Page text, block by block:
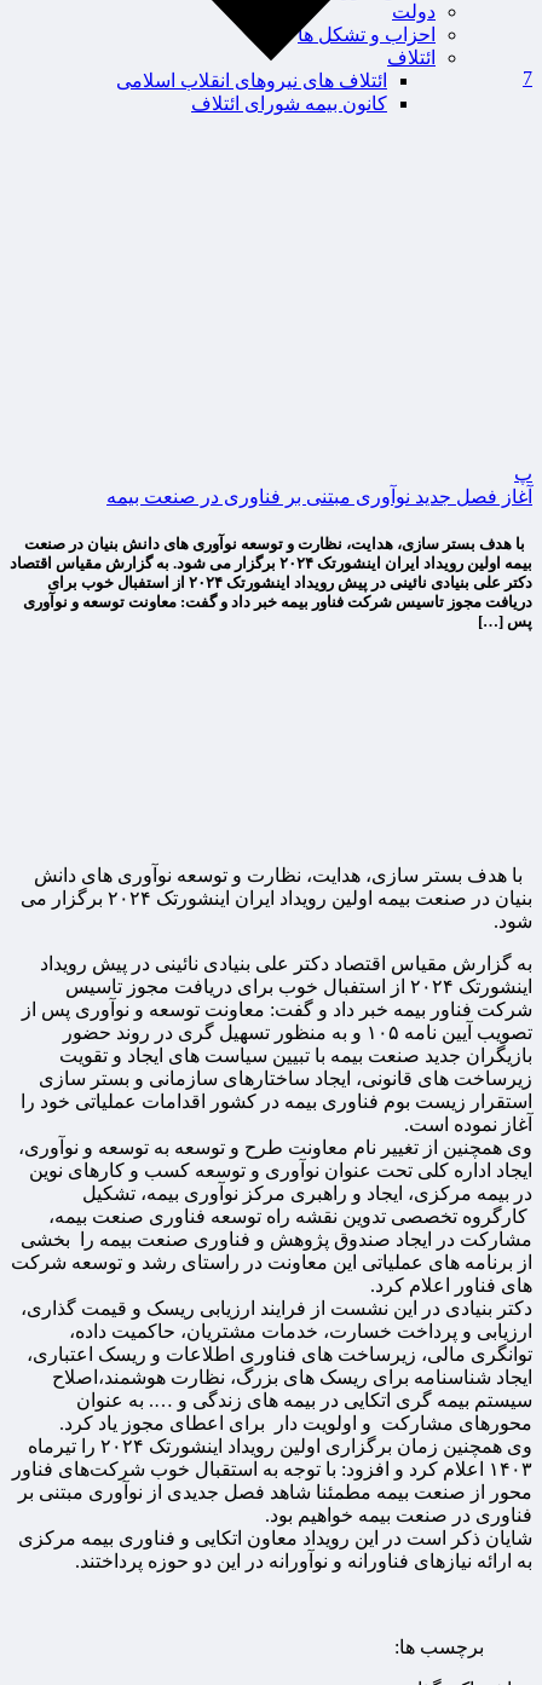
دولت
احزاب و تشکل ها
ائتلاف
ائتلاف های نیروهای انقلاب اسلامی
کانون بیمه شورای ائتلاف
7
پ
آغاز فصل جدید نوآوری مبتنی بر فناوری در صنعت بیمه
با هدف بستر سازی، هدایت، نظارت و توسعه نوآوری های دانش بنیان در صنعت
بیمه اولین رویداد ایران اینشورتک ۲۰۲۴ برگزار می شود. به گزارش مقیاس اقتصاد
دکتر علی بنیادی نائینی در پیش رویداد اینشورتک ۲۰۲۴ از استفبال خوب برای
دریافت مجوز تاسیس شرکت فناور بیمه خبر داد و گفت: معاونت توسعه و نوآوری
پس […]
با هدف بستر سازی، هدایت، نظارت و توسعه نوآوری های دانش
بنیان در صنعت بیمه اولین رویداد ایران اینشورتک ۲۰۲۴ برگزار می
شود.
به گزارش مقیاس اقتصاد دکتر علی بنیادی نائینی در پیش رویداد
اینشورتک ۲۰۲۴ از استفبال خوب برای دریافت مجوز تاسیس
شرکت فناور بیمه خبر داد و گفت: معاونت توسعه و نوآوری پس از
تصویب آیین نامه ۱۰۵ و به منظور تسهیل گری در روند حضور
بازیگران جدید صنعت بیمه با تبیین سیاست های ایجاد و تقویت
زیرساخت های قانونی، ایجاد ساختارهای سازمانی و بستر سازی
استقرار زیست بوم فناوری بیمه در کشور اقدامات عملیاتی خود را
آغاز نموده است.
وی همچنین از تغییر نام معاونت طرح و توسعه به توسعه و نوآوری،
ایجاد اداره کلی تحت عنوان نوآوری و توسعه کسب و کارهای نوین
در بیمه مرکزی، ایجاد و راهبری مرکز نوآوری بیمه، تشکیل
کارگروه تخصصی تدوین نقشه راه توسعه فناوری صنعت بیمه،
مشارکت در ایجاد صندوق پژوهش و فناوری صنعت بیمه را بخشی
از برنامه های عملیاتی این معاونت در راستای رشد و توسعه شرکت
های فناور اعلام کرد.
دکتر بنیادی در این نشست از فرایند ارزیابی ریسک و قیمت گذاری،
ارزیابی و پرداخت خسارت، خدمات مشتریان، حاکمیت داده،
توانگری مالی، زیرساخت های فناوری اطلاعات و ریسک اعتباری،
ایجاد شناسنامه برای ریسک های بزرگ، نظارت هوشمند،اصلاح
سیستم بیمه گری اتکایی در بیمه های زندگی و …. به عنوان
محورهای مشارکت و اولویت دار برای اعطای مجوز یاد کرد.
وی همچنین زمان برگزاری اولین رویداد اینشورتک ۲۰۲۴ را تیرماه
۱۴۰۳ اعلام کرد و افزود: با توجه به استقبال خوب شرکت‌های فناور
محور از صنعت بیمه مطمئنا شاهد فصل جدیدی از نوآوری مبتنی بر
فناوری در صنعت بیمه خواهیم بود.
شایان ذکر است در این رویداد معاون اتکایی و فناوری بیمه مرکزی
به ارائه نیازهای فناورانه و نوآورانه در این دو حوزه پرداختند.
برچسب ها: